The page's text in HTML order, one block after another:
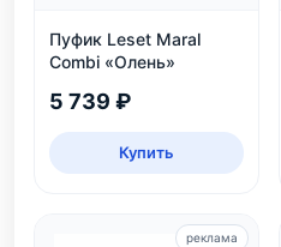
Пуфик Leset Maral
Combi «Олень»
5 739 ₽
Купить
реклама